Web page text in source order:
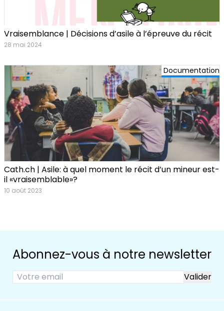
Vraisemblance | Décisions d’asile à l’épreuve du récit
28 mai 2024
Documentation
Cath.ch | Asile: à quel moment le récit d’un mineur est-
il «vraisemblable»?
10 août 2023
Abonnez-vous à notre newsletter